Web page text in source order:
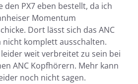
den PX7 eben bestellt, da ich
Momentum
Dort lässt sich das ANC
nicht komplett ausschalten.
weit verbreitet zu sein bei
ANC Kopfhörern. Mehr kann
noch nicht sagen.